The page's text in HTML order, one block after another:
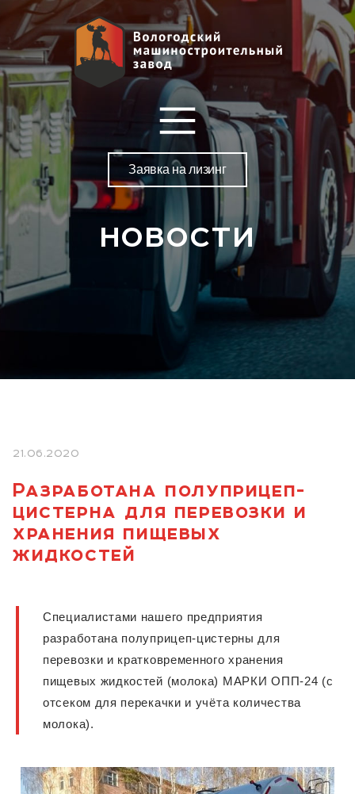
Заявка на лизинг
НОВОСТИ
21.06.2020
Разработана полуприцеп-
цистерна для перевозки и
хранения пищевых
жидкостей
Специалистами нашего предприятия
разработана полуприцеп-цистерны для
перевозки и кратковременного хранения
пищевых жидкостей (молока) МАРКИ ОПП-24 (с
отсеком для перекачки и учёта количества
молока).